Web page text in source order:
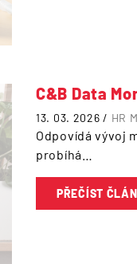
C&B Data
13. 03. 2026 / HR
Odpovídá vývoj
probíhá…
PŘEČÍST